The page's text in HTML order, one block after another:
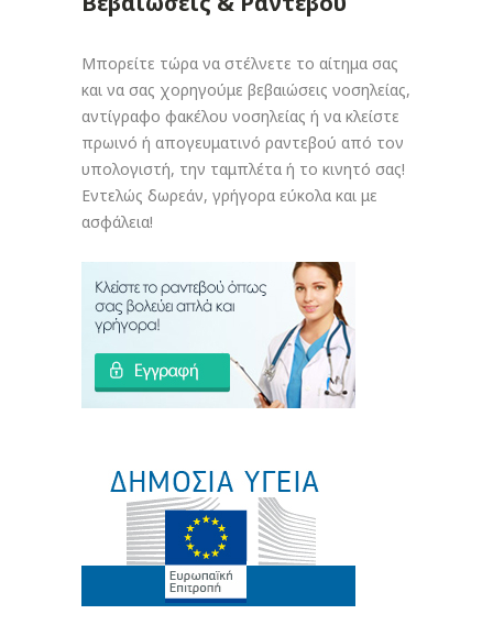
Μπορείτε τώρα να στέλνετε το αίτημα σας
και να σας χορηγούμε βεβαιώσεις νοσηλείας,
αντίγραφο φακέλου νοσηλείας ή να κλείστε
πρωινό ή απογευματινό ραντεβού από τον
υπολογιστή, την ταμπλέτα ή το κινητό σας!
Εντελώς δωρεάν, γρήγορα εύκολα και με
ασφάλεια!